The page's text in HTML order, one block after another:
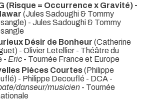
(Risque = Occurrence x Gravité) -
(Jules Sadoughi & Tommy
- Jules Sadoughi & Tommy
Désir de Bonheur (Catherine
- Olivier Letellier - Théâtre du
- Eric - Tournée France et Europe
Pièces Courtes(Philippe
- Philippe Decouflé - DCA -
danseur/musicien - Tournée